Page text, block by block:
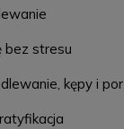
bez stresu
kępy i